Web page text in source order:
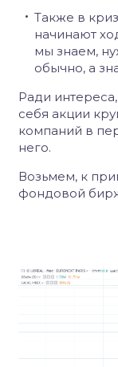
Также в
начинают
мы знаем,
обычно, а
Ради
себя акции
компаний в
него.
Возьмем, к
фондовой